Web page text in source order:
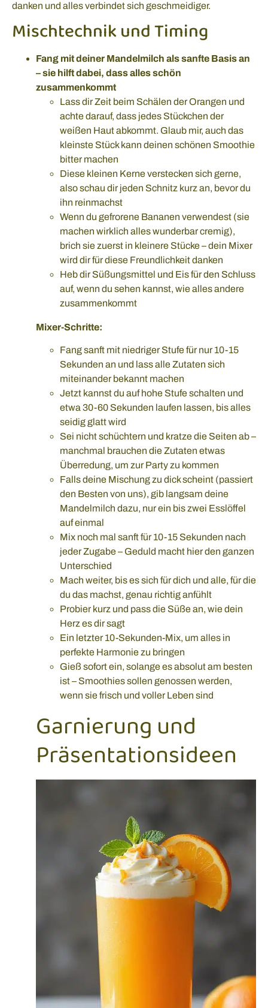
danken und alles verbindet sich geschmeidiger.
Mischtechnik und Timing
Fang mit deiner Mandelmilch als sanfte Basis an
– sie hilft dabei, dass alles schön
zusammenkommt
Lass dir Zeit beim Schälen der Orangen und
achte darauf, dass jedes Stückchen der
weißen Haut abkommt. Glaub mir, auch das
kleinste Stück kann deinen schönen Smoothie
bitter machen
Diese kleinen Kerne verstecken sich gerne,
also schau dir jeden Schnitz kurz an, bevor du
ihn reinmachst
Wenn du gefrorene Bananen verwendest (sie
machen wirklich alles wunderbar cremig),
brich sie zuerst in kleinere Stücke – dein Mixer
wird dir für diese Freundlichkeit danken
Heb dir Süßungsmittel und Eis für den Schluss
auf, wenn du sehen kannst, wie alles andere
zusammenkommt
Mixer-Schritte:
Fang sanft mit niedriger Stufe für nur 10-15
Sekunden an und lass alle Zutaten sich
miteinander bekannt machen
Jetzt kannst du auf hohe Stufe schalten und
etwa 30-60 Sekunden laufen lassen, bis alles
seidig glatt wird
Sei nicht schüchtern und kratze die Seiten ab –
manchmal brauchen die Zutaten etwas
Überredung, um zur Party zu kommen
Falls deine Mischung zu dick scheint (passiert
den Besten von uns), gib langsam deine
Mandelmilch dazu, nur ein bis zwei Esslöffel
auf einmal
Mix noch mal sanft für 10-15 Sekunden nach
jeder Zugabe – Geduld macht hier den ganzen
Unterschied
Mach weiter, bis es sich für dich und alle, für die
du das machst, genau richtig anfühlt
Probier kurz und pass die Süße an, wie dein
Herz es dir sagt
Ein letzter 10-Sekunden-Mix, um alles in
perfekte Harmonie zu bringen
Gieß sofort ein, solange es absolut am besten
ist – Smoothies sollen genossen werden,
wenn sie frisch und voller Leben sind
Garnierung und
Präsentationsideen